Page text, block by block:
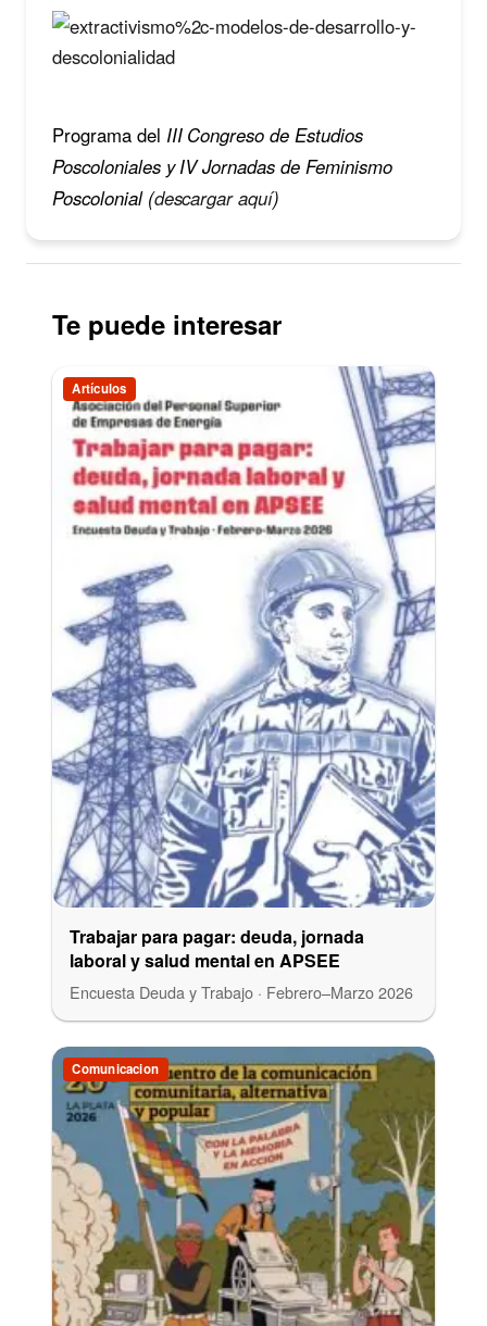
Programa del III Congreso de Estudios
Poscoloniales y IV Jornadas de Feminismo
Poscolonial (descargar aquí)
Te puede interesar
Artículos
Trabajar para pagar: deuda, jornada
laboral y salud mental en APSEE
Encuesta Deuda y Trabajo · Febrero–Marzo 2026
Comunicacion